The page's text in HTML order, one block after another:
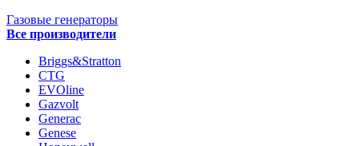
Газовые генераторы
Все производители
Briggs&Stratton
CTG
EVOline
Gazvolt
Generac
Genese